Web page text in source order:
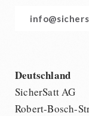
Deutschland
SicherSatt AG
Robert-Bosch-